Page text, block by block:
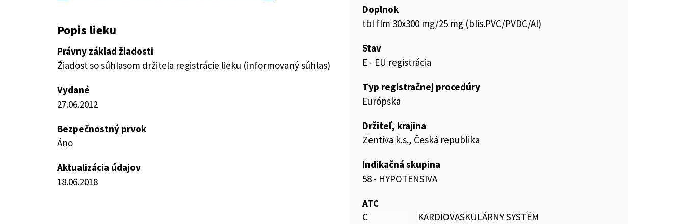
Popis lieku
Právny základ žiadosti
Žiadost so súhlasom držitela registrácie lieku (informovaný súhlas)
Vydané
27.06.2012
Bezpečnostný prvok
Áno
Aktualizácia údajov
18.06.2018
Doplnok
tbl flm 30x300 mg/25 mg (blis.PVC/PVDC/Al)
Stav
E - EU registrácia
Typ registračnej procedúry
Európska
Držiteľ, krajina
Zentiva k.s., Česká republika
Indikačná skupina
58 - HYPOTENSIVA
ATC
C
KARDIOVASKULÁRNY SYSTÉM